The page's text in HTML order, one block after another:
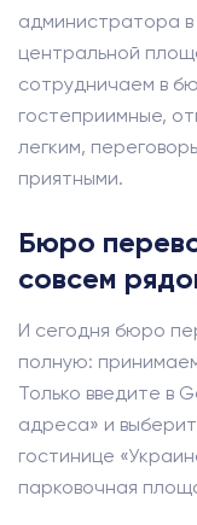
администратора
центральной
сотрудничаем в
гостеприимные,
легким,
приятными.
Бюро
совсем
И сегодня бюро
полную:
Только введите в
адреса» и
гостинице
парковочная